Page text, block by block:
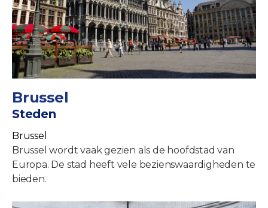
Brussel
Steden
Brussel
Brussel wordt vaak gezien als de hoofdstad van
Europa. De stad heeft vele bezienswaardigheden te
bieden.